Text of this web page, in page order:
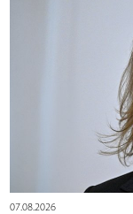
07.08.2026